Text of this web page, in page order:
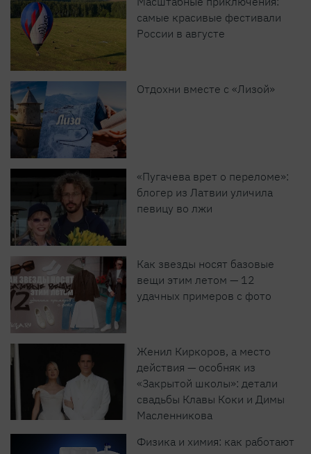
самые красивые фестивали
России в августе
Отдохни вместе с «Лизой»
«Пугачева врет о переломе»:
блогер из Латвии уличила
певицу во лжи
Как звезды носят базовые
вещи этим летом — 12
удачных примеров с фото
Женил Киркоров, а место
действия — особняк из
«Закрытой школы»: детали
свадьбы Клавы Коки и Димы
Масленникова
Физика и химия: как работают